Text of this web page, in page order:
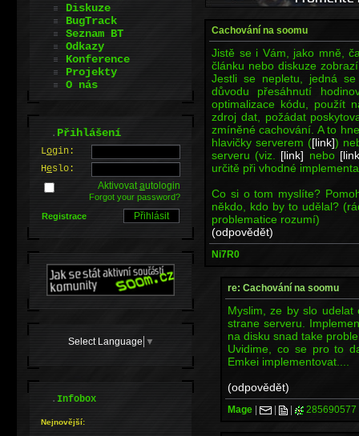
Cachování na soomu
Jistě se i Vám, jako mně,
článku nebo diskuze
Jestli se nepletu, jedná
důvodu přesáhnutí
optimalizace kódu, použít
zdroj dat, požádat
zmíněné cachování. A to
hlavičky serverem ([link])
serveru (viz. [link] nebo
určitě při vhodné
Co si o tom myslíte?
někdo, kdo by to udělal?
problematice rozumí)
(odpovědět)
Ni7R0
re: Cachování na soomu
Myslim, ze by slo udelat
strane serveru.
na disku snad take
Uvidime, co se pro to
Emkei implementovat....
(odpovědět)
Mage | | | 285690577
Diskuze
BugTrack
Seznam BT
Odkazy
Konference
Projekty
O nás
.Přihlášení
Login:
Heslo:
Aktivovatautologin
Forgot your password?
Registrace
Select Language ▼
.Infobox
Nejnovější: